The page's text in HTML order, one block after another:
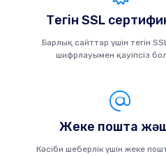
Тегін SSL
Барлық сайттар үшін тегін
шифрлауымен қауіпсіз
Жеке пошта
Кәсіби шеберлік үшін жеке